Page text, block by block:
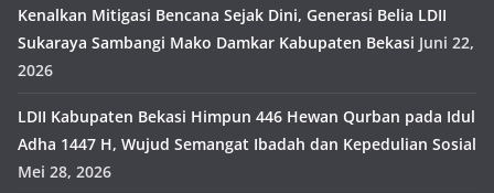
Kenalkan Mitigasi Bencana Sejak Dini, Generasi Belia LDII
Sukaraya Sambangi Mako Damkar Kabupaten Bekasi Juni 22,
2026
LDII Kabupaten Bekasi Himpun 446 Hewan Qurban pada Idul
Adha 1447 H, Wujud Semangat Ibadah dan Kepedulian Sosial
Mei 28, 2026